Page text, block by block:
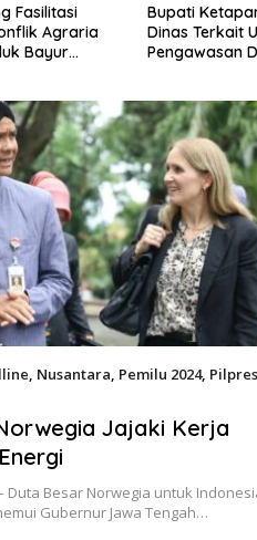
Agraria
Bupati Ketapang
Dinas Terkait
Pengawasan Dan
, Nusantara, Pemilu 2024, Pilpres
Jajaki Kerja
– Duta Besar Norwegia untuk
Gubernur Jawa Tengah…